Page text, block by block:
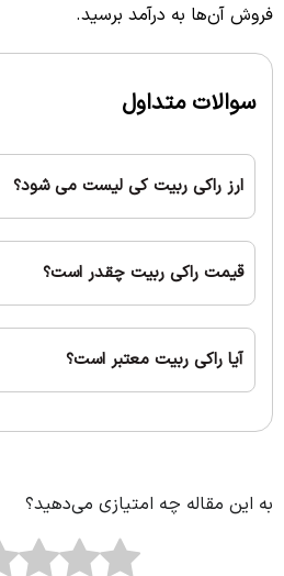
فروش آن‌ها به درآمد برسید.
سوالات متداول
ارز راکی ربیت کی لیست می شود؟
قیمت راکی ربیت چقدر است؟
آیا راکی ربیت معتبر است؟
به این مقاله چه امتیازی می‌دهید؟